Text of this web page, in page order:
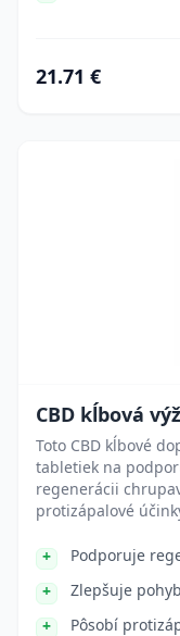
21.71 €
CBD kĺbová
Toto CBD kĺbové
tabletiek na
regenerácii
protizápalové
Podporuje
Zlepšuje
Pôsobí